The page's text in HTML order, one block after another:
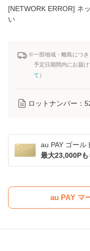
[NETWORK ERROR] ネ
い
※一部地域・離島につき
予定日期間内にお届
て ）
ロットナンバー：
au PAY ゴール
最大23,000P
au PAY マ